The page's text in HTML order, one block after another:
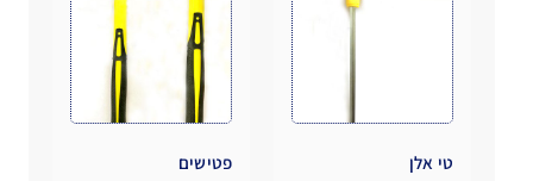
טי אלן פטישים